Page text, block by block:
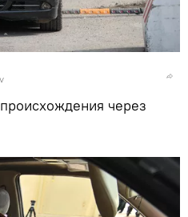
через